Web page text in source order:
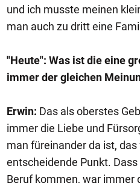
und ich musste meinen
man auch zu dritt eine
"Heute": Was ist die eine
immer der gleichen
Erwin: Das als oberstes
immer die Liebe und
man füreinander da ist,
entscheidende Punkt.
Beruf kommen, war immer